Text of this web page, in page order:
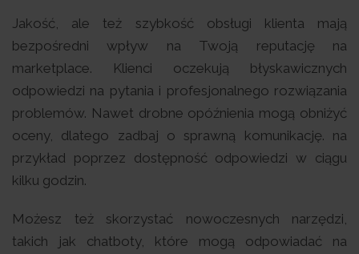
Jakość, ale też szybkość obsługi klienta mają
bezpośredni wpływ na Twoją reputację na
marketplace. Klienci oczekują błyskawicznych
odpowiedzi na pytania i profesjonalnego rozwiązania
problemów. Nawet drobne opóźnienia mogą obniżyć
oceny, dlatego zadbaj o sprawną komunikację. na
przykład poprzez dostępność odpowiedzi w ciągu
kilku godzin.
Możesz też skorzystać nowoczesnych narzędzi,
takich jak chatboty, które mogą odpowiadać na